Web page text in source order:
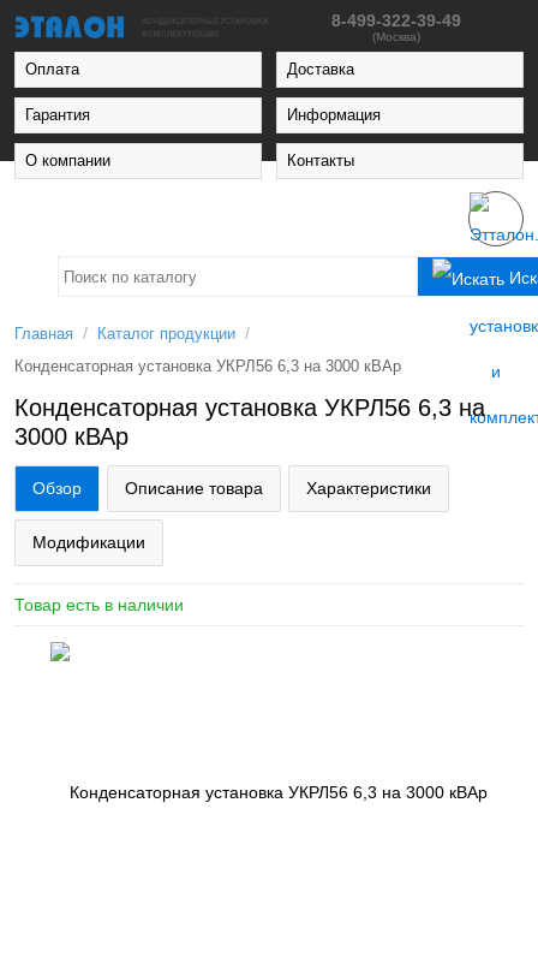
8-499-322-39-49
(Москва)
Оплата Доставка
Гарантия Информация
О компании Контакты
Главная / Каталог продукции /
Конденсаторная установка УКРЛ56 6,3 на 3000 кВАр
Конденсаторная установка УКРЛ56 6,3 на
3000 кВАр
Обзор Описание товара Характеристики
Модификации
Товар есть в наличии